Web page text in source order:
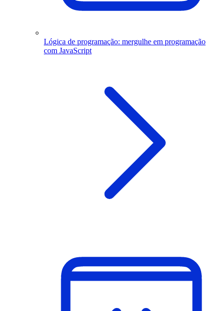
Lógica de programação: mergulhe em programação
com JavaScript